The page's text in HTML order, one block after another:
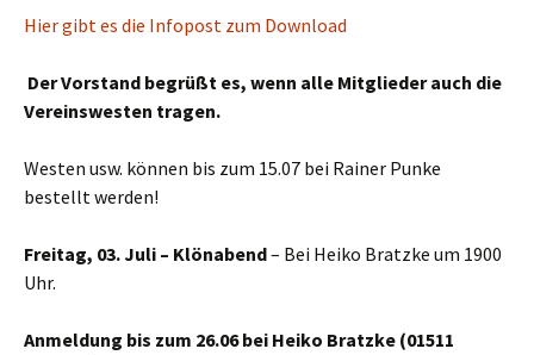
Hier gibt es die Infopost zum Download
Der Vorstand begrüßt es, wenn alle Mitglieder auch die
Vereinswesten tragen.
Westen usw. können bis zum 15.07 bei Rainer Punke
bestellt werden!
Freitag, 03. Juli – Klönabend– Bei Heiko Bratzke um 1900
Uhr.
Anmeldung bis zum 26.06 bei Heiko Bratzke (01511